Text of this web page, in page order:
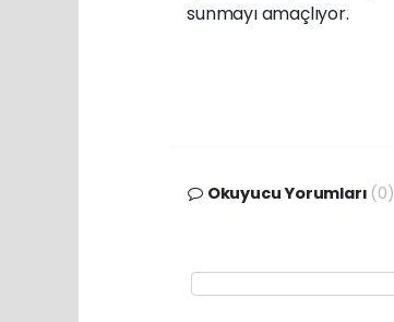
sunmayı amaçlıyor.
Okuyucu Yorumları (0)